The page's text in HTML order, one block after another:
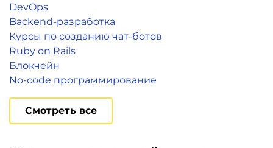
DevOps
Backend-разработка
Курсы по созданию чат-ботов
Ruby on Rails
Блокчейн
No-code программирование
Смотреть все